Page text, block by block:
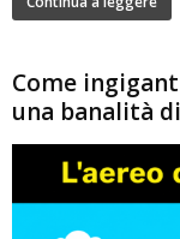
Come
una banalità